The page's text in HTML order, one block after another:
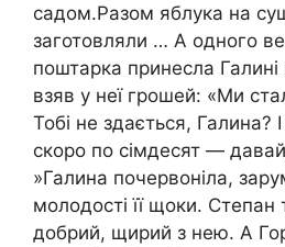
садом.Разом яблука на
заготовляли … А одного
поштарка принесла
взяв у неї грошей: «Ми
Тобі не здається, Галина?
скоро по сімдесят —
»Галина почервоніла,
молодості її щоки.
добрий, щирий з нею. А